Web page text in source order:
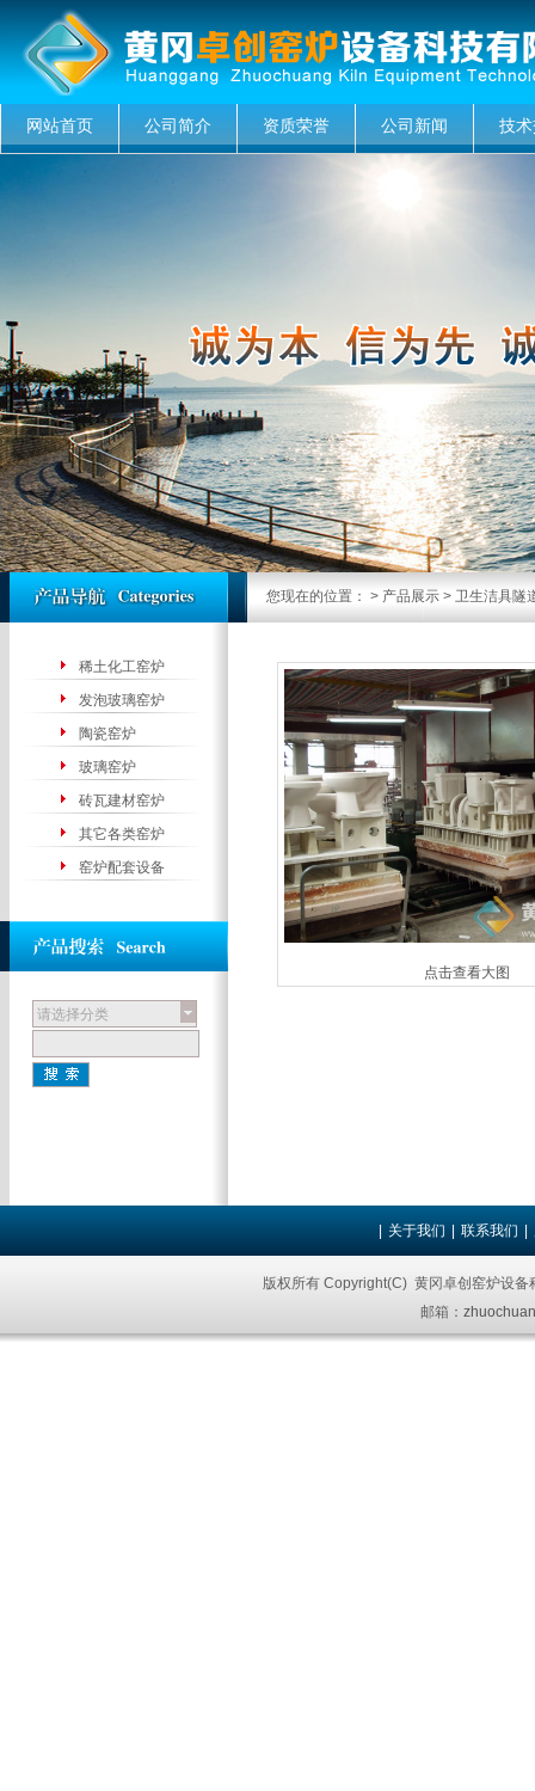
网站首页 公司简介 资质荣誉 公司新闻 技
请选择分类
稀土化工窑炉
发泡玻璃窑炉
陶瓷窑炉
玻璃窑炉
砖瓦建材窑炉
其它各类窑炉
窑炉配套设备
您现在的位置： > 产品展示 > 卫生洁具隧
点击查看大图
关于我们 联系我们
版权所有 Copyright(C) 黄冈卓创窑炉设
邮箱：